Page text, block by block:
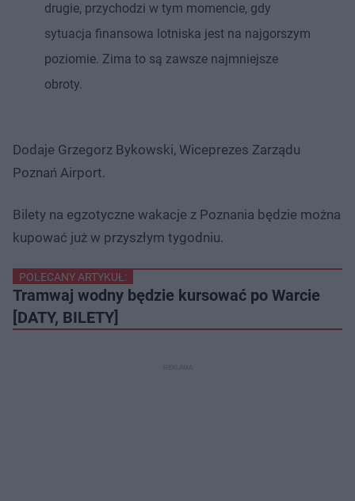
drugie, przychodzi w tym momencie, gdy
sytuacja finansowa lotniska jest na najgorszym
poziomie. Zima to są zawsze najmniejsze
obroty.
Dodaje Grzegorz Bykowski, Wiceprezes Zarządu
Poznań Airport.
Bilety na egzotyczne wakacje z Poznania będzie można
kupować już w przyszłym tygodniu.
POLECANY ARTYKUŁ:
Tramwaj wodny będzie kursować po Warcie
[DATY, BILETY]